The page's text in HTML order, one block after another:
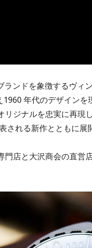
ランドを象徴するヴィ
年代のデザイン
ジナルを忠実に再現
れる新作とともに展
店と大沢商会の直営